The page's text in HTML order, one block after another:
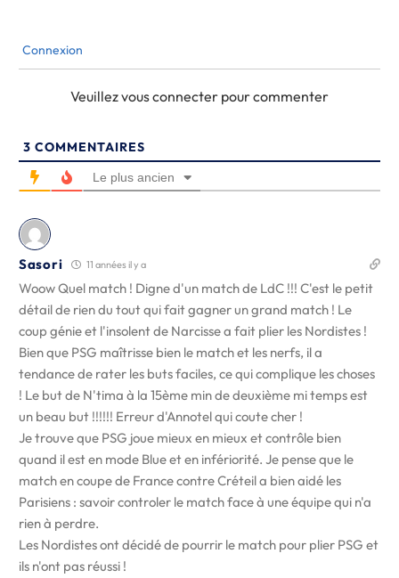
Connexion
Veuillez vous connecter pour commenter
3 COMMENTAIRES
Le plus ancien
Sasori 11 années il y a
Woow Quel match ! Digne d'un match de LdC !!! C'est le petit
détail de rien du tout qui fait gagner un grand match ! Le
coup génie et l'insolent de Narcisse a fait plier les Nordistes !
Bien que PSG maîtrisse bien le match et les nerfs, il a
tendance de rater les buts faciles, ce qui complique les choses
! Le but de N'tima à la 15ème min de deuxième mi temps est
un beau but !!!!!! Erreur d'Annotel qui coute cher !
Je trouve que PSG joue mieux en mieux et contrôle bien
quand il est en mode Blue et en infériorité. Je pense que le
match en coupe de France contre Créteil a bien aidé les
Parisiens : savoir controler le match face à une équipe qui n'a
rien à perdre.
Les Nordistes ont décidé de pourrir le match pour plier PSG et
ils n'ont pas réussi !